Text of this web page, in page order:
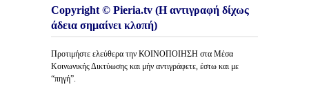
Copyright © Pieria.tv (Η αντιγραφή δίχως
άδεια σημαίνει κλοπή)
Προτιμήστε ελεύθερα την ΚΟΙΝΟΠΟΙΗΣΗ στα Μέσα
Κοινωνικής Δικτύωσης και μήν αντιγράφετε, έστω και με
“πηγή”.